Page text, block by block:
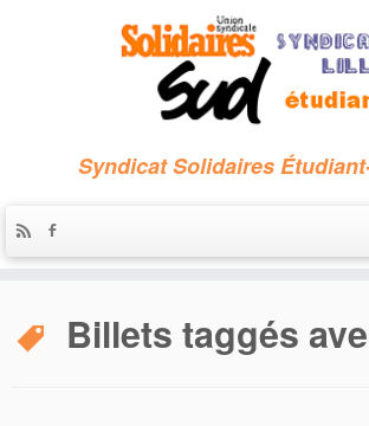
Syndicat Solidaires
Billets taggés